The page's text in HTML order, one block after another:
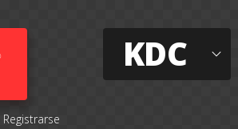
Registrarse
KDC